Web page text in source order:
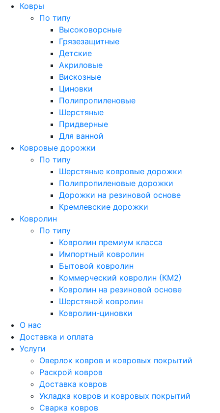
Ковры
По типу
Высоковорсные
Грязезащитные
Детские
Акриловые
Вискозные
Циновки
Полипропиленовые
Шерстяные
Придверные
Для ванной
Ковровые дорожки
По типу
Шерстяные ковровые дорожки
Полипропиленовые дорожки
Дорожки на резиновой основе
Кремлевские дорожки
Ковролин
По типу
Ковролин премиум класса
Импортный ковролин
Бытовой ковролин
Коммерческий ковролин (КМ2)
Ковролин на резиновой основе
Шерстяной ковролин
Ковролин-циновки
О нас
Доставка и оплата
Услуги
Оверлок ковров и ковровых покрытий
Раскрой ковров
Доставка ковров
Укладка ковров и ковровых покрытий
Сварка ковров